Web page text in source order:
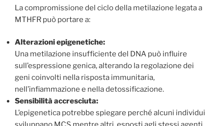
La compromissione del ciclo della metilazione legata a
MTHFR può portare a:
Alterazioni epigenetiche:
Una metilazione insufficiente del DNA può influire
sull’espressione genica, alterando la regolazione dei
geni coinvolti nella risposta immunitaria,
nell’infiammazione e nella detossificazione.
Sensibilità accresciuta:
L’epigenetica potrebbe spiegare perché alcuni individui